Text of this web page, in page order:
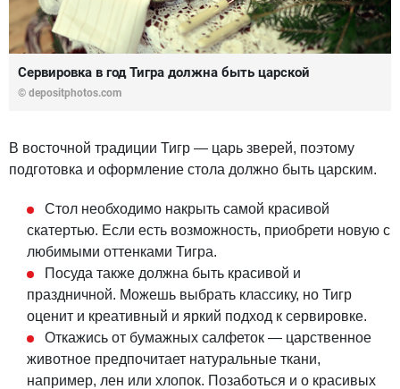
Сервировка в год Тигра должна быть царской
© depositphotos.com
В восточной традиции Тигр — царь зверей, поэтому
подготовка и оформление стола должно быть царским.
Стол необходимо накрыть самой красивой
скатертью. Если есть возможность, приобрети новую с
любимыми оттенками Тигра.
Посуда также должна быть красивой и
праздничной. Можешь выбрать классику, но Тигр
оценит и креативный и яркий подход к сервировке.
Откажись от бумажных салфеток — царственное
животное предпочитает натуральные ткани,
например, лен или хлопок. Позаботься и о красивых